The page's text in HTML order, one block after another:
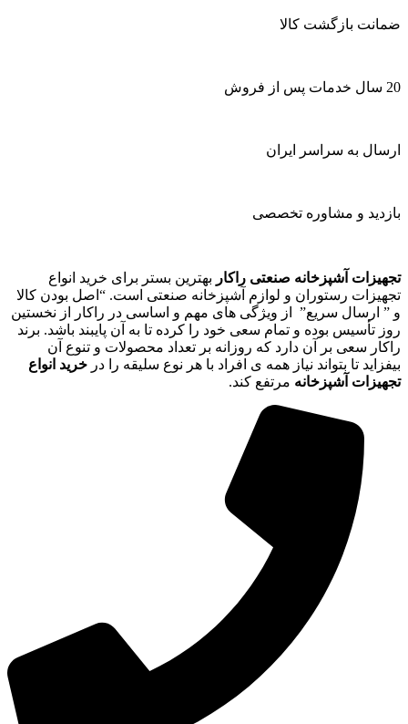
ضمانت بازگشت کالا
20 سال خدمات پس از فروش
ارسال به سراسر ایران
بازدید و مشاوره تخصصی
تجهیزات آشپزخانه صنعتی راکار بهترین بستر برای خرید انواع
تجهیزات رستوران و لوازم آشپزخانه صنعتی است. “اصل بودن کالا
و ” ارسال سریع” از ویژگی های مهم و اساسی در راکار از نخستین
روز تأسیس بوده و تمام سعی خود را کرده تا به آن پایبند باشد. برند
راکار سعی بر آن دارد که روزانه بر تعداد محصولات و تنوع آن
بیفزاید تا بتواند نیاز همه ی افراد با هر نوع سلیقه را در خرید انواع
تجهیزات آشپزخانه مرتفع کند.